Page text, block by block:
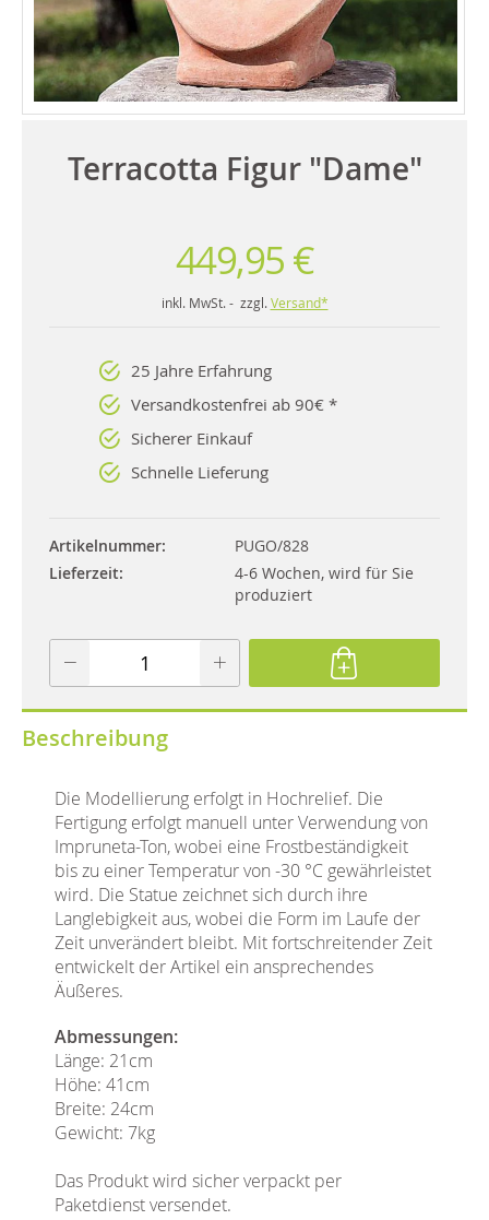
Terracotta Figur "Dame"
449,95 €
inkl. MwSt. - zzgl. Versand*
25 Jahre Erfahrung
Versandkostenfrei ab 90€ *
Sicherer Einkauf
Schnelle Lieferung
Artikelnummer
PUGO/828
Lieferzeit
4-6 Wochen, wird für Sie
produziert
Beschreibung
Die Modellierung erfolgt in Hochrelief. Die
Fertigung erfolgt manuell unter Verwendung von
Impruneta-Ton, wobei eine Frostbeständigkeit
bis zu einer Temperatur von -30 °C gewährleistet
wird. Die Statue zeichnet sich durch ihre
Langlebigkeit aus, wobei die Form im Laufe der
Zeit unverändert bleibt. Mit fortschreitender Zeit
entwickelt der Artikel ein ansprechendes
Äußeres.
Abmessungen:
Länge: 21cm
Höhe: 41cm
Breite: 24cm
Gewicht: 7kg
Das Produkt wird sicher verpackt per
Paketdienst versendet.